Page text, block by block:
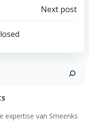
Next post
expertise van Smeenks